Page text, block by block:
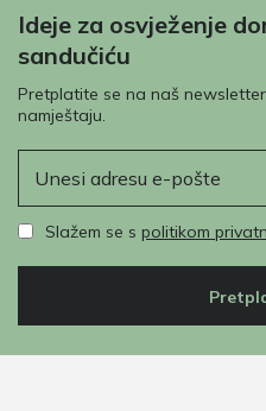
Ideje za osvježenje
sandučiću
Pretplatite se na naš
namještaju.
Slažem se s politikom